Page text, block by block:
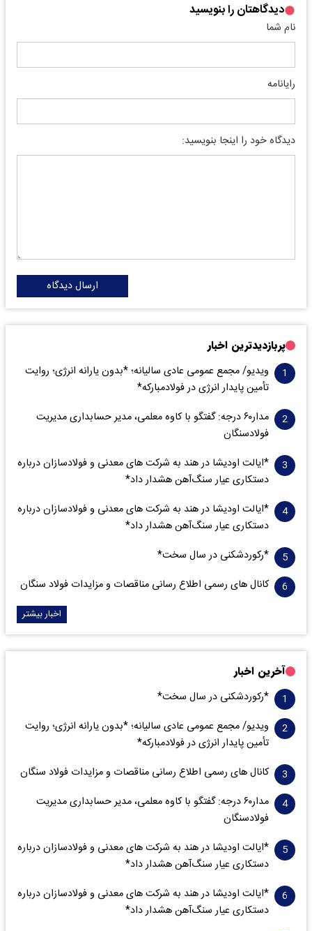
دیدگاهتان را بنویسید
نام شما
رایانامه
دیدگاه خود را اینجا بنویسید:
ارسال دیدگاه
پربازدیدترین اخبار
ویدیو/ مجمع عمومی عادی سالیانه؛ *بدون یارانه انرژی؛ روایت
تأمین پایدار انرژی در فولادمبارکه*
مدار‌۶٠ درجه: گفتگو با کاوه معلمی، مدیر حسابداری مدیریت
فولادسنگان
*ایالت اودیشا در هند به شرکت های معدنی و فولادسازان درباره
دستکاری عیار سنگ‌آهن هشدار داد*
*ایالت اودیشا در هند به شرکت های معدنی و فولادسازان درباره
دستکاری عیار سنگ‌آهن هشدار داد*
*رکوردشکنی در سال سخت*
کانال های رسمی اطلاع رسانی مناقصات و مزایدات فولاد سنگان
اخبار بیشتر
آخرین اخبار
*رکوردشکنی در سال سخت*
ویدیو/ مجمع عمومی عادی سالیانه؛ *بدون یارانه انرژی؛ روایت
تأمین پایدار انرژی در فولادمبارکه*
کانال های رسمی اطلاع رسانی مناقصات و مزایدات فولاد سنگان
مدار‌۶٠ درجه: گفتگو با کاوه معلمی، مدیر حسابداری مدیریت
فولادسنگان
*ایالت اودیشا در هند به شرکت های معدنی و فولادسازان درباره
دستکاری عیار سنگ‌آهن هشدار داد*
*ایالت اودیشا در هند به شرکت های معدنی و فولادسازان درباره
دستکاری عیار سنگ‌آهن هشدار داد*